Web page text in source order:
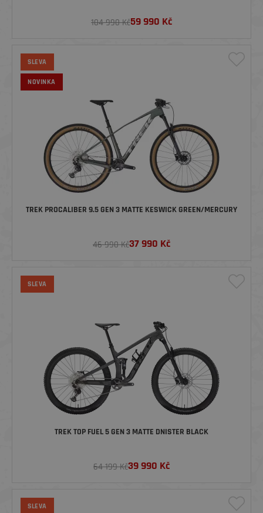
104 990 Kč59 990 Kč
SLEVA
NOVINKA
TREK PROCALIBER 9.5 GEN 3 MATTE KESWICK GREEN/MERCURY
46 990 Kč37 990 Kč
SLEVA
TREK TOP FUEL 5 GEN 3 MATTE DNISTER BLACK
64 199 Kč39 990 Kč
SLEVA